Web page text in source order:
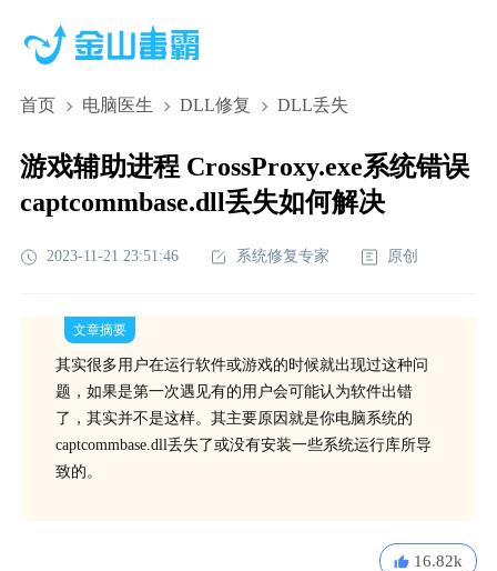
首页 电脑医生 DLL修复 DLL丢失
游戏辅助进程 CrossProxy.exe系统错误
captcommbase.dll丢失如何解决
2023-11-21 23:51:46 系统修复专家 原创
文章摘要
其实很多用户在运行软件或游戏的时候就出现过这种问
题，如果是第一次遇见有的用户会可能认为软件出错
了，其实并不是这样。其主要原因就是你电脑系统的
captcommbase.dll丢失了或没有安装一些系统运行库所导
致的。
16.82k